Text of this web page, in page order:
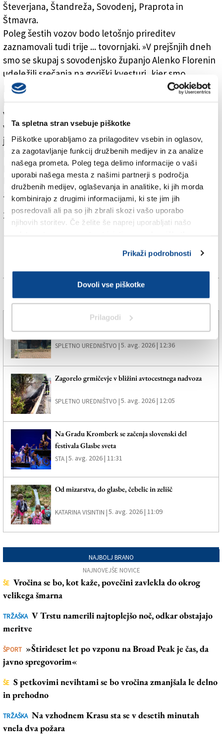
Ta spletna stran vsebuje piškotke
Piškotke uporabljamo za prilagoditev vsebin in oglasov,
za zagotavljanje funkcij družbenih medijev in za analize
našega prometa. Poleg tega delimo informacije o vaši
uporabi našega mesta z našimi partnerji s področja
družbenih medijev, oglaševanja in analitike, ki jih morda
kombinirajo z drugimi informacijami, ki ste jim jih
posredovali ali pa so jih zbrali skozi vašo uporabo
njihovih storitev. Če želite še naprej uporabljati našo
Prikaži podrobnosti
Dovoli vse piškotke
Prilagodi
Števerjana, Štandreža, Sovodenj, Praprota in
Štmavra.
Poleg šestih vozov bodo letošnjo prireditev
zaznamovali tudi trije ... tovornjaki. »V prejšnjih dneh
smo se skupaj s sovodenjsko županjo Alenko Florenin
udeležili srečanja na goriški kvesturi, kjer smo
program prireditve predstavili kvestorju. Med
pogovorom smo posebno pozornost namenili
varnosti, saj se bomo letos morali držati strožjih
varnostnih predpisov, ki po novem veljajo za vse večje
javne dogodke,« pravi predsednik društva Karnival
Luka Pisk in napoveduje, da bodo morali prireditveni
prostor primerno zavarovati tudi s tremi tovornjaki.
Enega bo predvidoma dala na razpolago civilna
zaščita, dva pa sovodenjska občina.
Za branje in pisanje komentarjevje potrebna prijava
Več novic
Karabinjerji preprečili tragedijo
SPLETNO UREDNIŠTVO |5. avg. 2026 | 12:36
Zagorelo grmičevje v bližini avtocestnega nadvoza
SPLETNO UREDNIŠTVO |5. avg. 2026 | 12:05
Na Gradu Kromberk se začenja slovenski del
festivala Glasbe sveta
STA |5. avg. 2026 | 11:31
Od mizarstva, do glasbe, čebelic in zelišč
KATARINA VISINTIN |5. avg. 2026 | 11:09
NAJBOLJ BRANO
NAJNOVEJŠE NOVICE
ŠE Vročina se bo, kot kaže, povečini zavlekla do okrog
velikega šmarna
TRŽAŠKA V Trstu namerili najtoplejšo noč, odkar obstajajo
meritve
ŠPORT »Štirideset let po vzponu na Broad Peak je čas, da
javno spregovorim«
ŠE S petkovimi nevihtami se bo vročina zmanjšala le delno
in prehodno
TRŽAŠKA Na vzhodnem Krasu sta se v desetih minutah
vnela dva požara